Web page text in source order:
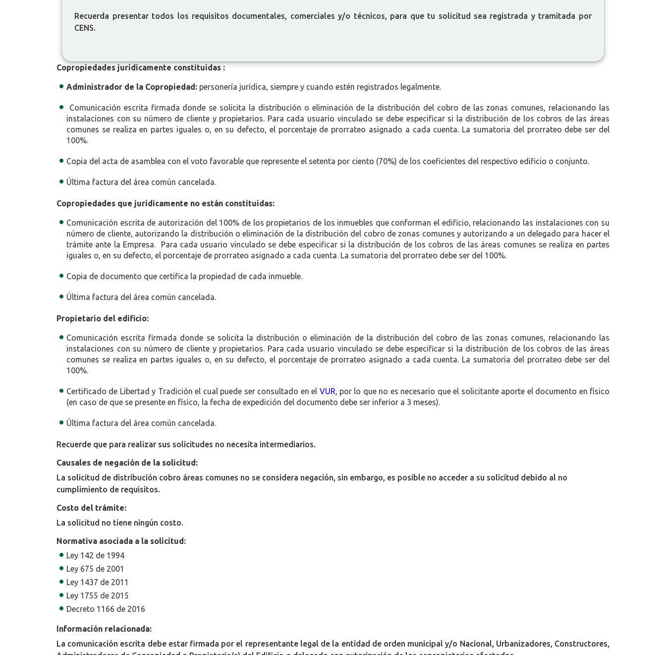
Recuerda presentar todos los requisitos documentales, comerciales y/o técnicos, para que tu solicitud sea registrada y tramitada por
CENS.
Copropiedades jurídicamenteconstituidas:
Administrador de la Copropiedad: personería jurídica, siempre y cuando estén registrados legalmente.
Comunicación escrita firmada donde se solicita la distribución o eliminación de la distribución del cobro de las zonas comunes, relacionando las
instalaciones con su número de cliente y propietarios. Para cada usuario vinculado se debe especificar si la distribución de los cobros de las áreas
comunes se realiza en partes iguales o, en su defecto, el porcentaje de prorrateo asignado a cada cuenta. La sumatoria del prorrateo debe ser del
100%.
Copia del acta de asamblea con el voto favorable que represente el setenta por ciento (70%) de los coeficientes del respectivo edificio o conjunto.
Última factura del área común cancelada.
Copropiedades que jurídicamente no están constituidas:
Comunicación escrita de autorización del 100% de los propietarios de los inmuebles que conforman el edificio, relacionando las instalaciones con su
número de cliente, autorizando la distribución o eliminación de la distribución del cobro de zonas comunes y autorizando a un delegado para hacer el
trámite ante la Empresa. Para cada usuario vinculado se debe especificar si la distribución de los cobros de las áreas comunes se realiza en partes
iguales o, en su defecto, el porcentaje de prorrateo asignado a cada cuenta. La sumatoria del prorrateo debe ser del 100%.
Copia de documento que certifica la propiedad de cada inmueble.
Última factura del área común cancelada.
Propietario del edificio:
Comunicación escrita firmada donde se solicita la distribución o eliminación de la distribución del cobro de las zonas comunes, relacionando las
instalaciones con su número de cliente y propietarios. Para cada usuario vinculado se debe especificar si la distribución de los cobros de las áreas
comunes se realiza en partes iguales o, en su defecto, el porcentaje de prorrateo asignado a cada cuenta. La sumatoria del prorrateo debe ser del
100%.
Certificado de Libertad y Tradición el cual puede ser consultado en el VUR, por lo que no es necesario que el solicitante aporte el documento en físico
(en caso de que se presente en físico, la fecha de expedición del documento debe ser inferior a 3 meses).
Última factura del área común cancelada.
Recuerde que para realizar sus solicitudes no necesita intermediarios.
Causales de negación de la solicitud:
La solicitud de distribución cobro áreas comunes no se considera negación, sin embargo, es posible no acceder a su solicitud debido al no
cumplimiento de requisitos.
Costo del trámite:
La solicitud no tiene ningún costo.
Normativa asociada a la solicitud:
Ley 142 de 1994
Ley 675 de 2001
Ley 1437 de 2011
Ley 1755 de 2015
Decreto 1166 de 2016
Información relacionada:
La comunicación escrita debe estar firmada por el representante legal de la entidad de orden municipal y/o Nacional, Urbanizadores, Constructores,